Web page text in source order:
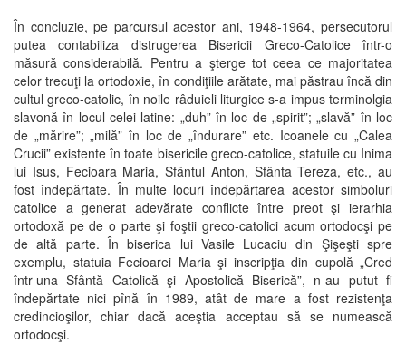
În concluzie, pe parcursul acestor ani, 1948-1964, persecutorul
putea contabiliza distrugerea Bisericii Greco-Catolice într-o
măsură considerabilă. Pentru a şterge tot ceea ce majoritatea
celor trecuţi la ortodoxie, în condiţiile arătate, mai păstrau încă din
cultul greco-catolic, în noile râduieli liturgice s-a impus terminolgia
slavonă în locul celei latine: „duh” în loc de „spirit”; „slavă” în loc
de „mărire”; „milă” în loc de „îndurare” etc. Icoanele cu „Calea
Crucii” existente în toate bisericile greco-catolice, statuile cu Inima
lui Isus, Fecioara Maria, Sfântul Anton, Sfânta Tereza, etc., au
fost îndepărtate. În multe locuri îndepărtarea acestor simboluri
catolice a generat adevărate conflicte între preot şi ierarhia
ortodoxă pe de o parte şi foştii greco-catolici acum ortodocşi pe
de altă parte. În biserica lui Vasile Lucaciu din Şişeşti spre
exemplu, statuia Fecioarei Maria şi inscripţia din cupolă „Cred
într-una Sfântă Catolică şi Apostolică Biserică”, n-au putut fi
îndepărtate nici pînă în 1989, atât de mare a fost rezistenţa
credincioşilor, chiar dacă aceştia acceptau să se numească
ortodocşi.